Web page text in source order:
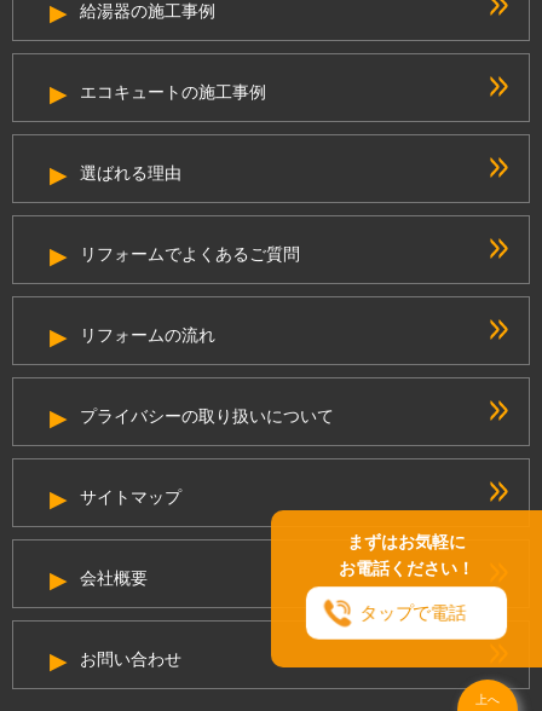
まずはお気軽に
お電話ください！
タップで電話
上へ
給湯器の施工事例
エコキュートの施工事例
選ばれる理由
リフォームでよくあるご質問
リフォームの流れ
プライバシーの取り扱いについて
サイトマップ
会社概要
お問い合わせ